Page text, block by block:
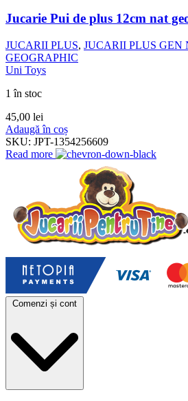
Jucarie Pui de plus 12cm nat
JUCARII PLUS, JUCARII PLUS GEN
GEOGRAPHIC
Uni Toys
1 în stoc
45,00 lei
Adaugă în coș
SKU: JPT-1354256609
Read more
Comenzi și cont